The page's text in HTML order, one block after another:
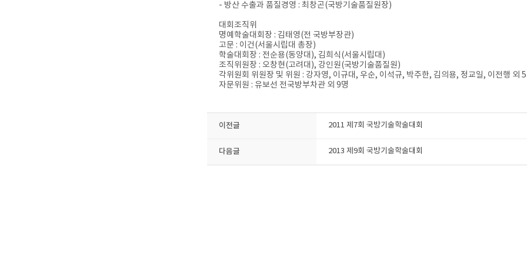
- 방산 수출과 품질경영 : 최창곤(국방기술품질원장)
대회조직위
명예학술대회장 : 김태영(전 국방부장관)
고문 : 이건(서울시립대 총장)
학술대회장 : 전순용(동양대), 김희식(서울시립대)
조직위원장 : 오창현(고려대), 강인원(국방기술품질원)
각위원회 위원장 및 위원 : 강자영, 이규대, 우순, 이석규, 박주한, 김의용, 정교일, 이전행 외
자문위원 : 유보선 전국방부차관 외 9명
이전글 2011 제7회 국방기술학술대회
다음글 2013 제9회 국방기술학술대회